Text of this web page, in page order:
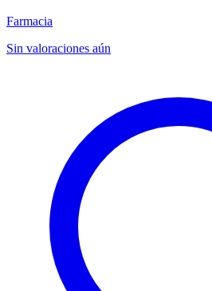
Farmacia
Sin valoraciones aún